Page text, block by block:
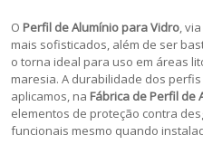
O Perfil de Alumínio para Vidro,
mais sofisticados, além de ser
o torna ideal para uso em áreas
maresia. A durabilidade dos
aplicamos, na Fábrica de Perfil de
elementos de proteção contra
funcionais mesmo quando